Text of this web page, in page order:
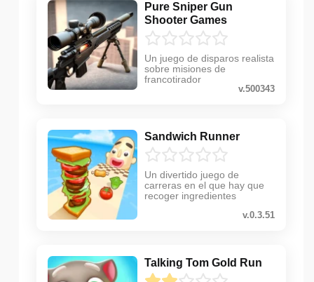
Pure Sniper Gun
Shooter Games
Un juego de disparos realista
sobre misiones de
francotirador
v.500343
Sandwich Runner
Un divertido juego de
carreras en el que hay que
recoger ingredientes
v.0.3.51
Talking Tom Gold Run